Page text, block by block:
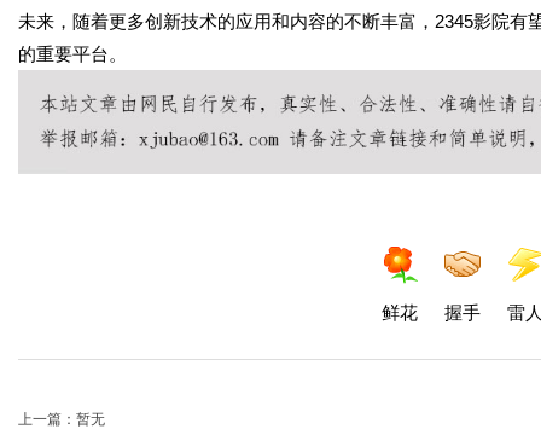
未来，随着更多创新技术的应用和内容的不断丰富，2345影院
的重要平台。
鲜花 握手 雷
上一篇：暂无